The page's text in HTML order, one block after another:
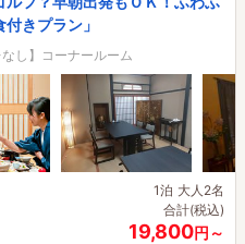
きプラン」
し】コーナールーム
1泊 大人2名
合計(税込)
19,800円～